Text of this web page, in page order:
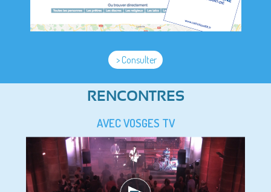
> Consulter
RENCONTRES
AVEC VOSGES TV